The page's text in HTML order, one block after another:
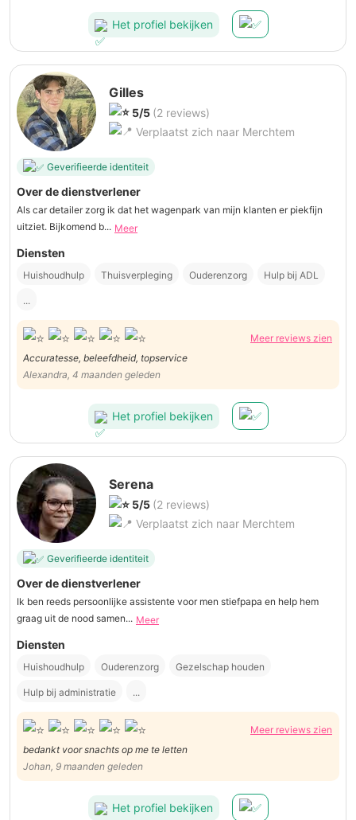
Het profiel bekijken
Gilles
5/5 (2 reviews)
Verplaatst zich naar Merchtem
Geverifieerde identiteit
Over de dienstverlener
Als car detailer zorg ik dat het wagenpark van mijn klanten er piekfijn
uitziet. Bijkomend b... Meer
Diensten
Huishoudhulp Thuisverpleging Ouderenzorg Hulp bij ADL
...
Meer reviews zien
Accuratesse, beleefdheid, topservice
Alexandra, 4 maanden geleden
Het profiel bekijken
Serena
5/5 (2 reviews)
Verplaatst zich naar Merchtem
Geverifieerde identiteit
Over de dienstverlener
Ik ben reeds persoonlijke assistente voor men stiefpapa en help hem
graag uit de nood samen... Meer
Diensten
Huishoudhulp Ouderenzorg Gezelschap houden
Hulp bij administratie ...
Meer reviews zien
bedankt voor snachts op me te letten
Johan, 9 maanden geleden
Het profiel bekijken